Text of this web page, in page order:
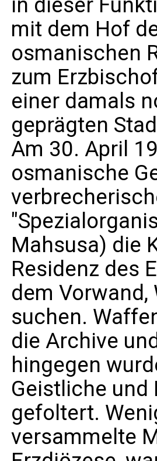
mit dem Hof
osmanischen
zum
einer damals
geprägten
Am 30. April
osmanische
Mahsusa) die
Residenz des
dem
suchen.
die Archive
hingegen
Geistliche und
gefoltert.
versammelte